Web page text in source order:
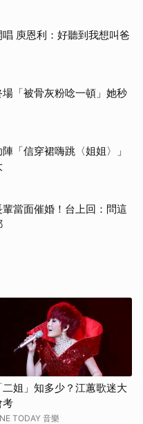
庾恩利：好聽到我想叫爸
「被骨灰粉唸一頓」她秒
「信穿裙嗨跳〈姐姐〉」
當面催婚！台上回：問這
二姐」知多少？江蕙歌迷大
考
TODAY 音樂